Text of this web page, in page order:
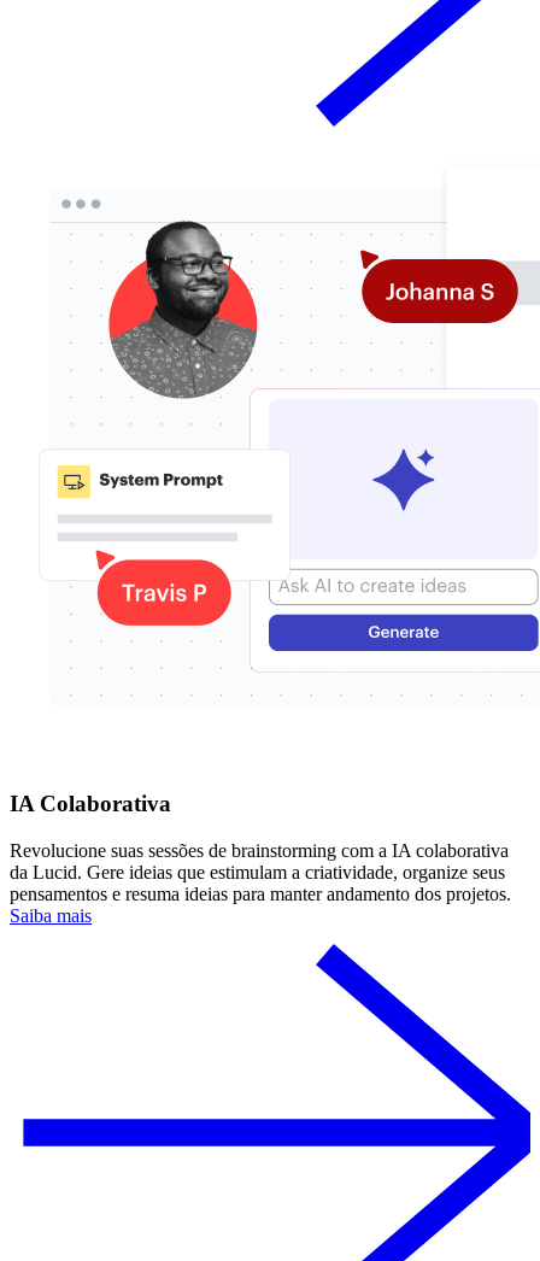
IA Colaborativa
Revolucione suas sessões de brainstorming com a IA colaborativa
da Lucid. Gere ideias que estimulam a criatividade, organize seus
pensamentos e resuma ideias para manter andamento dos projetos.
Saiba mais